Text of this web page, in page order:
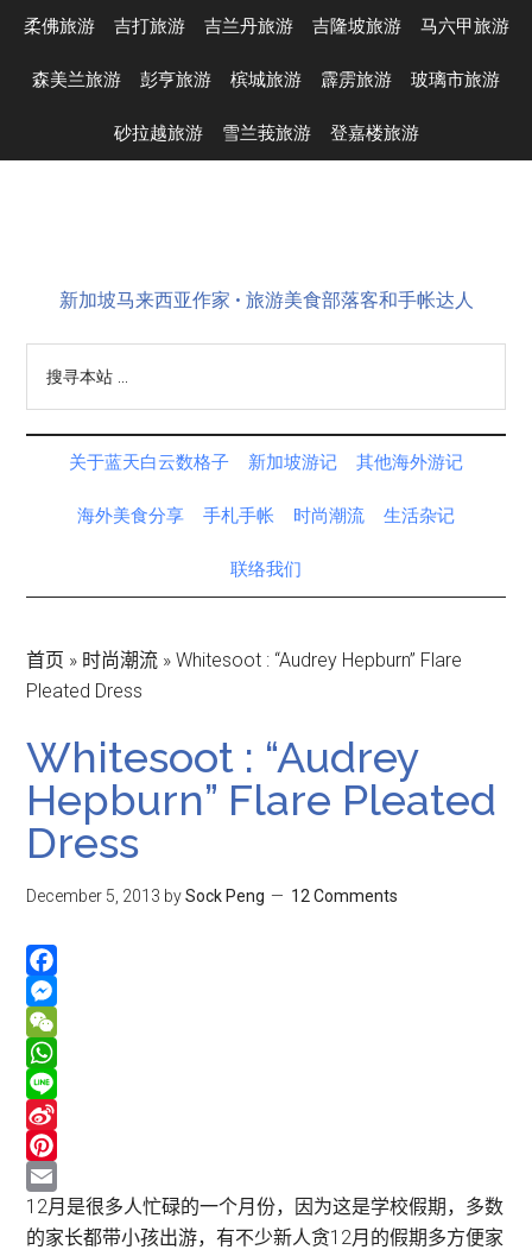
Skip
main
Skip
secondary
Skip
primary
Skip
footer
柔佛旅游 吉打旅游 吉兰丹旅游 吉隆坡旅游 马六甲旅游
森美兰旅游 彭亨旅游 槟城旅游 霹雳旅游 玻璃市旅游
砂拉越旅游 雪兰莪旅游 登嘉楼旅游
新加坡马来西亚作家 • 旅游美食部落客和手帐达人
关于蓝天白云数格子 新加坡游记 其他海外游记
海外美食分享 手札手帐 时尚潮流 生活杂记
联络我们
首页 » 时尚潮流 »Whitesoot : “Audrey Hepburn” Flare
Pleated Dress
Whitesoot : “Audrey
Hepburn” Flare Pleated
Dress
December 5, 2013 bySock Peng 12 Comments
Facebook
Messenger
WeChat
WhatsApp
Line
Sina
Weibo
Pinterest
Email
12月是很多人忙碌的一个月份，因为这是学校假期，多数
的家长都带小孩出游，有不少新人贪12月的假期多方便家